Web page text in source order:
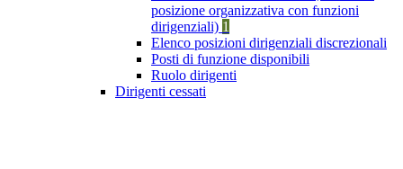
posizione organizzativa con funzioni
dirigenziali) 1
Elenco posizioni dirigenziali discrezionali
Posti di funzione disponibili
Ruolo dirigenti
Dirigenti cessati